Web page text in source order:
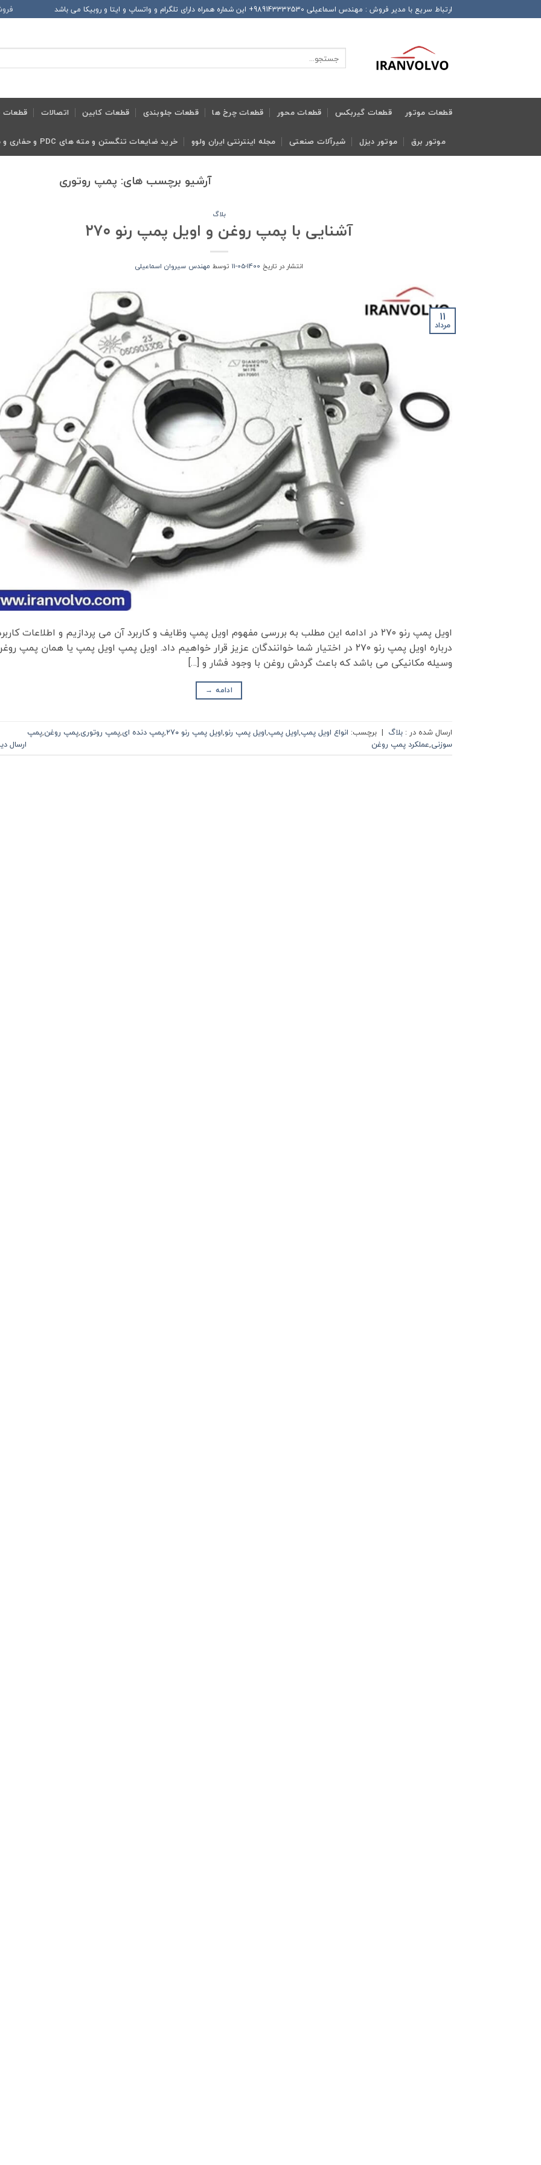
to
ارتباط سریع با مدیر فروش : مهندس اسماعیلی 989143332530+ این شماره همراه دارای تلگرام و واتساپ و ایتا و روبیکا می باشد
جستجو
برای:
قطعات موتور قطعات گیربکس قطعات محور قطعات چرخ ها قطعات جلوبندی قطعات کابین اتصالات قطعات
موتور برق موتور دیزل شیرآلات صنعتی مجله اینترنتی ایران ولوو خرید ضایعات تنگستن و مته های PDC و حفاری و معدنی و ابزار تراش
آرشیو برچسب های: پمپ روتوری
بلاگ
آشنایی با پمپ روغن و اویل پمپ رنو ۲۷۰
انتشار در تاریخ 1400-05-11 توسط مهندس سیروان اسماعیلی
11
مرداد
اویل پمپ رنو ۲۷۰ در ادامه این مطلب به بررسی مفهوم اویل پمپ وظایف و کاربرد آن می‌ پردازیم و اطلاعات
درباره اویل پمپ رنو ۲۷۰ در اختیار شما خوانندگان عزیز قرار خواهیم داد. اویل پمپ اویل پمپ یا همان پمپ
وسیله مکانیکی می باشد که باعث گردش روغن با وجود فشار و […]
ادامه →
ارسال شده در : بلاگ | برچسب: انواع اویل پمپ,اویل پمپ,اویل پمپ رنو,اویل پمپ رنو ۲۷۰ ,پمپ دنده ای,پمپ روتوری,پمپ روغن,پمپ
سوزنی,عملکرد پمپ روغن ارسال